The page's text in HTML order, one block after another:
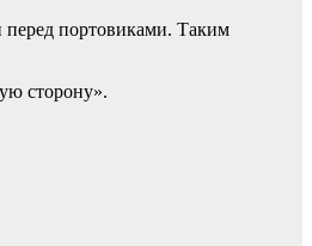
перед портовиками. Таким
сторону».